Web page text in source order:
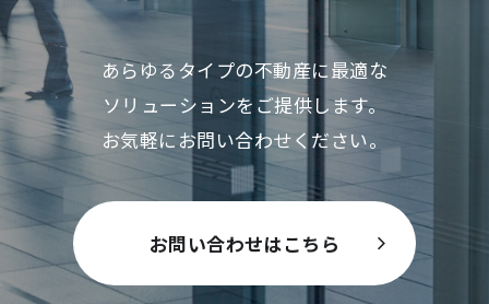
あらゆるタイプの不動産に最適な
ソリューションをご提供します。
お気軽にお問い合わせください。
お問い合わせはこちら